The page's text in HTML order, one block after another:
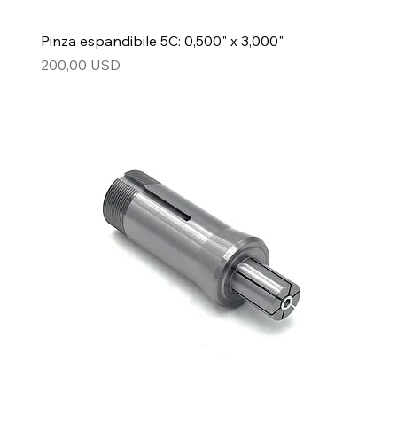
Pinza espandibile 5C: 0,500" x 3,000"
Prezzo
200,00 USD